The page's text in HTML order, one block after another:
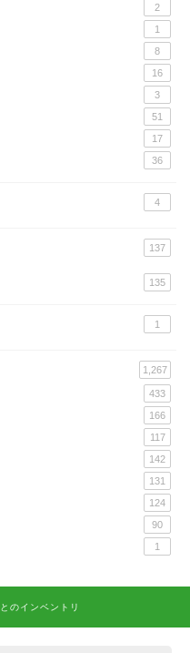
2
1
8
16
3
51
17
36
4
137
135
1
1,267
433
166
117
142
131
124
90
1
のインベントリ